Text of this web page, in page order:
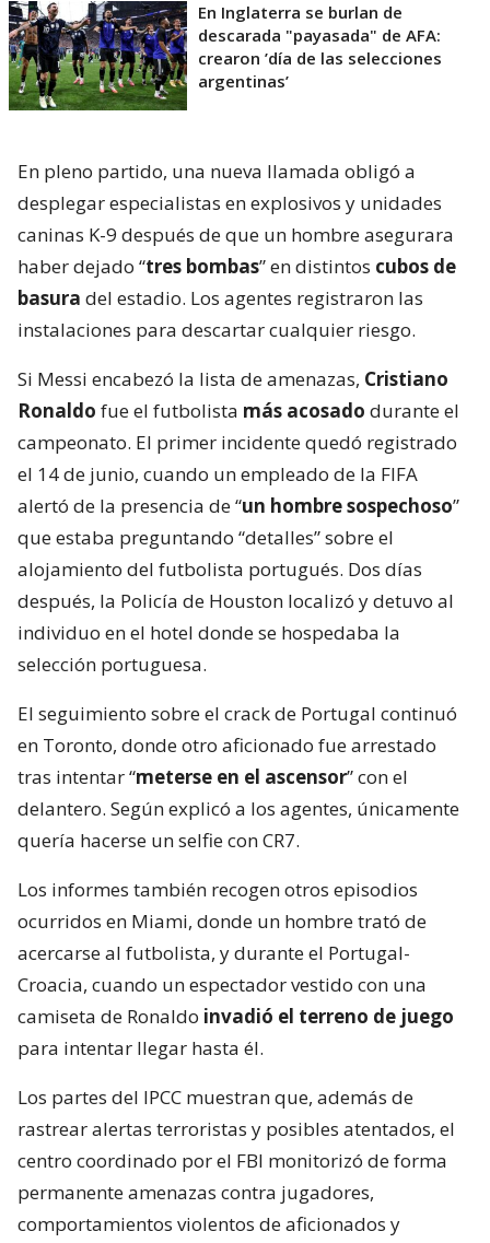
En Inglaterra se burlan de
descarada "payasada" de AFA:
crearon ’día de las selecciones
argentinas’
En pleno partido, una nueva llamada obligó a
desplegar especialistas en explosivos y unidades
caninas K-9 después de que un hombre asegurara
haber dejado “tres bombas” en distintos cubos de
basura del estadio. Los agentes registraron las
instalaciones para descartar cualquier riesgo.
Si Messi encabezó la lista de amenazas, Cristiano
Ronaldo fue el futbolista más acosado durante el
campeonato. El primer incidente quedó registrado
el 14 de junio, cuando un empleado de la FIFA
alertó de la presencia de “un hombre sospechoso”
que estaba preguntando “detalles” sobre el
alojamiento del futbolista portugués. Dos días
después, la Policía de Houston localizó y detuvo al
individuo en el hotel donde se hospedaba la
selección portuguesa.
El seguimiento sobre el crack de Portugal continuó
en Toronto, donde otro aficionado fue arrestado
tras intentar “meterse en el ascensor” con el
delantero. Según explicó a los agentes, únicamente
quería hacerse un selfie con CR7.
Los informes también recogen otros episodios
ocurridos en Miami, donde un hombre trató de
acercarse al futbolista, y durante el Portugal-
Croacia, cuando un espectador vestido con una
camiseta de Ronaldo invadió el terreno de juego
para intentar llegar hasta él.
Los partes del IPCC muestran que, además de
rastrear alertas terroristas y posibles atentados, el
centro coordinado por el FBI monitorizó de forma
permanente amenazas contra jugadores,
comportamientos violentos de aficionados y